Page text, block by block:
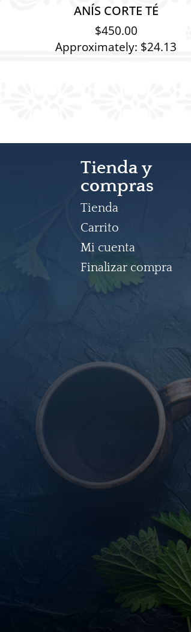
ANÍS CORTE TÉ
$450.00
Approximately: $24.13
Tienda y
compras
Tienda
Carrito
Mi cuenta
Finalizar compra